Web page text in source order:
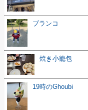
ブランコ
焼き小籠包
19時のGhoubi